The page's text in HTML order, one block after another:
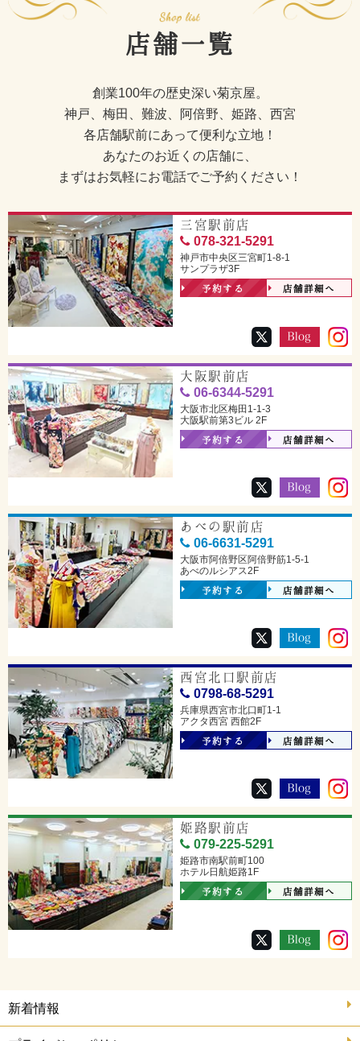
店舗一覧
創業100年の歴史深い菊京屋。
神戸、梅田、難波、阿倍野、姫路、西宮
各店舗駅前にあって便利な立地！
あなたのお近くの店舗に、
まずはお気軽にお電話でご予約ください！
三宮駅前店
078-321-5291
神戸市中央区三宮町1-8-1
サンプラザ3F
予約する 店舗詳細へ
大阪駅前店
06-6344-5291
大阪市北区梅田1-1-3
大阪駅前第3ビル 2F
予約する 店舗詳細へ
あべの駅前店
06-6631-5291
大阪市阿倍野区阿倍野筋1-5-1
あべのルシアス2F
予約する 店舗詳細へ
西宮北口駅前店
0798-68-5291
兵庫県西宮市北口町1-1
アクタ西宮 西館2F
予約する 店舗詳細へ
姫路駅前店
079-225-5291
姫路市南駅前町100
ホテル日航姫路1F
予約する 店舗詳細へ
新着情報